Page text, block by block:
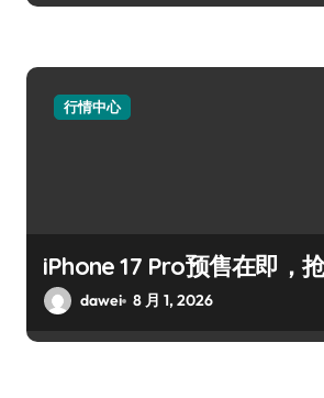
行情中心
iPhone 17 Pro预售在即，
dawei 8 月 1, 2026